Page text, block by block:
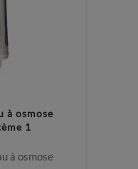
à osmose
1
à osmose